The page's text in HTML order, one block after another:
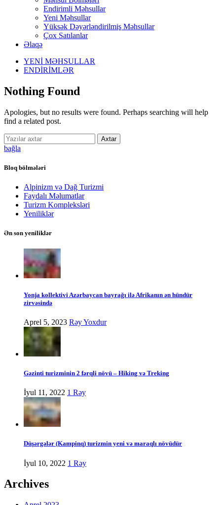
Endirimli Məhsullar
Yeni Məhsullar
Yüksək Dəyərləndirilmiş Məhsullar
Çox Satılanlar
Əlaqə
YENİ MƏHSULLAR
ENDİRİMLƏR
Nothing Found
Apologies, but no results were found. Perhaps searching will help
find a related post.
Axtar
bağla
Bloq bölmələri
Alpinizm və Dağ Turizmi
Faydalı Məlumatlar
Turizm Kompleksləri
Yeniliklər
Ən son yeniliklər
Yonja kollektivi Azərbaycan bayrağı ilə Afrikanın ən hündür
zirvəsində
Aprel 5, 2023 Rəy Yoxdur
Gəzinti turizminin 2 fərqli növü – Hiking və Treking
İyul 11, 2022 1 Rəy
Düşərgələr (Kampinq) turizmin yeni və maraqlı növüdür
İyul 10, 2022 1 Rəy
Archives